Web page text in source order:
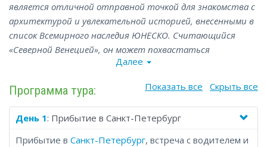
является отличной отправной точкой для знакомства с
архитектурой и увлекательной историей, внесенными в
список Всемирного наследия ЮНЕСКО. Считающийся
«Северной Венецией», он может похвастаться
многочисленными каналами и более чем 400 мостами, а
художественным музеем Эрмитаж.
Далее
Программа тура: Показать все Скрыть все
День 1: Прибытие в Санкт-Петербург
Прибытие в Санкт-Петербург, встреча с водителем и